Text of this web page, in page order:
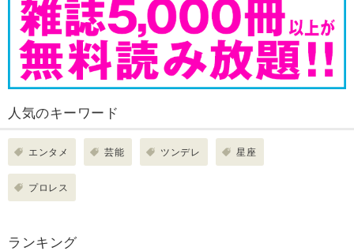
人気のキーワード
エンタメ 芸能 ツンデレ 星座
プロレス
ランキング